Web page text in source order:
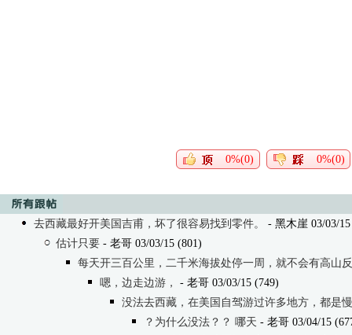
0%(0) 0%(0)
去西藏最好开美国吉甫，坏了很容易找到零件。
- 黑木崖 03/03/
估计只要 - 老哥 03/03/15 (801)
每天开三百公里，二千米海拔处停一周，就不会有高山
嗯，边走边游，
- 老哥 03/03/15 (749)
没法去西藏，在美国自驾游过许多地方，都是
？为什么没法？？ 哪天 - 老哥 03/04/15